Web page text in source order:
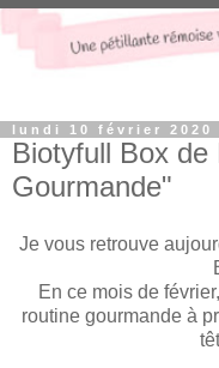
lundi 10 février 2020
Biotyfull Box
Gourmande"
Je vous retrouve
En ce mois de
routine gourmande à